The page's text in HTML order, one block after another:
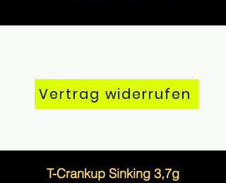
Vertrag widerrufen
T-Crankup Sinking 3,7g